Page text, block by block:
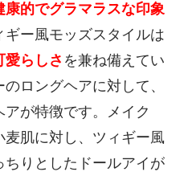
康的でグラマラスな印象
ー風モッズスタイルは
愛らしさ を兼ね備えてい
ロングヘアに対して、
が特徴です。メイク
麦肌に対し、ツィギー風
りとしたドールアイが